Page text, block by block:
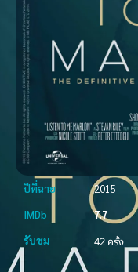
ปีที่ฉาย 2015
IMDb
7.7
รับชม
42 ครั้ง